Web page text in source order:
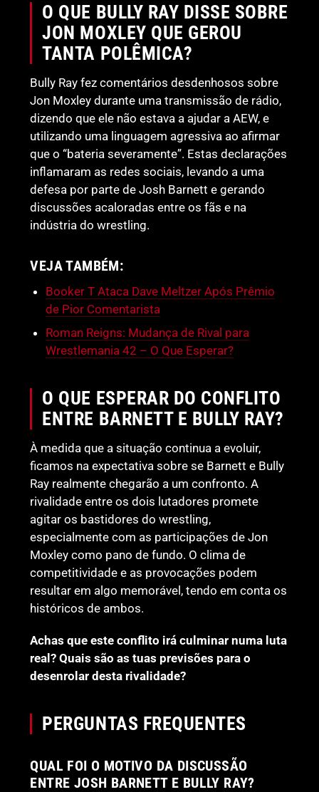
O QUE BULLY RAY DISSE SOBRE
JON MOXLEY QUE GEROU
TANTA POLÊMICA?
Bully Ray fez comentários desdenhosos sobre
Jon Moxley durante uma transmissão de rádio,
dizendo que ele não estava a ajudar a AEW, e
utilizando uma linguagem agressiva ao afirmar
que o “bateria severamente”. Estas declarações
inflamaram as redes sociais, levando a uma
defesa por parte de Josh Barnett e gerando
discussões acaloradas entre os fãs e na
indústria do wrestling.
VEJA TAMBÉM:
Booker T Ataca Dave Meltzer Após Prêmio
de Pior Comentarista
Roman Reigns: Mudança de Rival para
Wrestlemania 42 – O Que Esperar?
O QUE ESPERAR DO CONFLITO
ENTRE BARNETT E BULLY RAY?
À medida que a situação continua a evoluir,
ficamos na expectativa sobre se Barnett e Bully
Ray realmente chegarão a um confronto. A
rivalidade entre os dois lutadores promete
agitar os bastidores do wrestling,
especialmente com as participações de Jon
Moxley como pano de fundo. O clima de
competitividade e as provocações podem
resultar em algo memorável, tendo em conta os
históricos de ambos.
Achas que este conflito irá culminar numa luta
real? Quais são as tuas previsões para o
desenrolar desta rivalidade?
PERGUNTAS FREQUENTES
QUAL FOI O MOTIVO DA DISCUSSÃO
ENTRE JOSH BARNETT E BULLY RAY?